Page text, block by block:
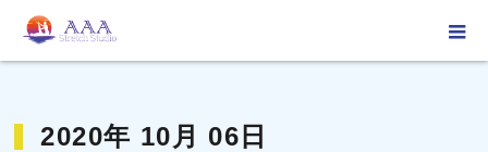
2020年 10月 06日
2020年 10月 06日